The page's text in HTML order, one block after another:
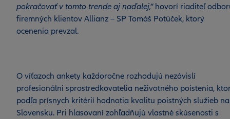
pokračovať v tomto trende aj naďalej,“hovorí riaditeľ
firemných klientov Allianz – SP Tomáš Potúček, ktorý
ocenenia prevzal.
O víťazoch ankety každoročne rozhodujú nezávislí
profesionálni sprostredkovatelia neživotného poistenia,
podľa prísnych kritérií hodnotia kvalitu poistných služieb na
Slovensku. Pri hlasovaní zohľadňujú vlastné skúsenosti s